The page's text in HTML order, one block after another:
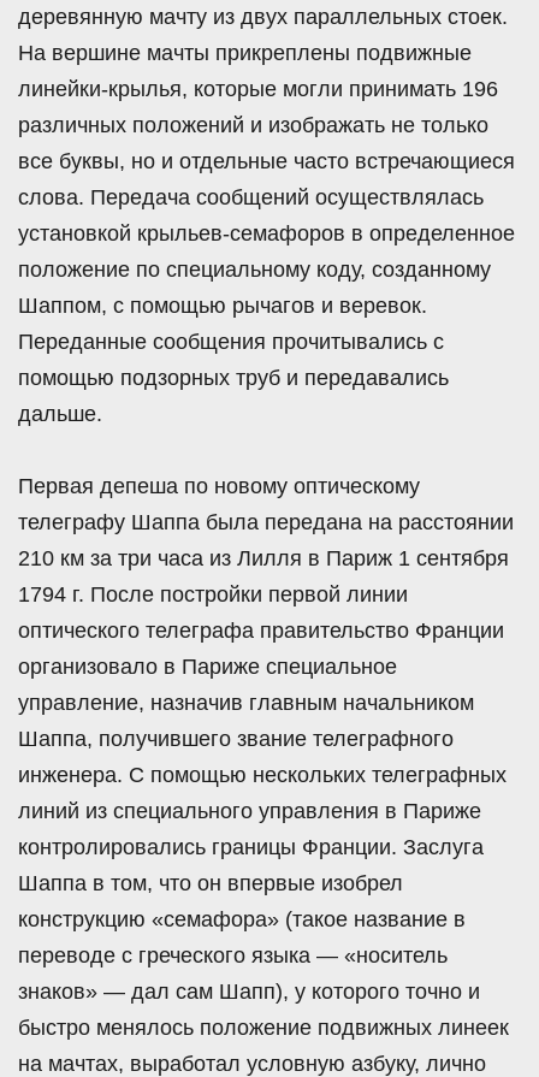
деревянную мачту из двух параллельных стоек.
На вершине мачты прикреплены подвижные
линейки-крылья, которые могли принимать 196
различных положений и изображать не только
все буквы, но и отдельные часто встречающиеся
слова. Передача сообщений осуществлялась
установкой крыльев-семафоров в определенное
положение по специальному коду, созданному
Шаппом, с помощью рычагов и веревок.
Переданные сообщения прочитывались с
помощью подзорных труб и передавались
дальше.
Первая депеша по новому оптическому
телеграфу Шаппа была передана на расстоянии
210 км за три часа из Лилля в Париж 1 сентября
1794 г. После постройки первой линии
оптического телеграфа правительство Франции
организовало в Париже специальное
управление, назначив главным начальником
Шаппа, получившего звание телеграфного
инженера. С помощью нескольких телеграфных
линий из специального управления в Париже
контролировались границы Франции. Заслуга
Шаппа в том, что он впервые изобрел
конструкцию «семафора» (такое название в
переводе с греческого языка — «носитель
знаков» — дал сам Шапп), у которого точно и
быстро менялось положение подвижных линеек
на мачтах, выработал условную азбуку, лично